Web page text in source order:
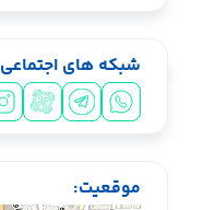
شبکه های اجتماعی
سیشب یسبشی
موقعیت: